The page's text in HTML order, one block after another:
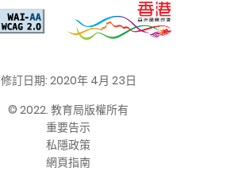
修訂日期: 2020年 4月 23日
© 2022. 教育局版權所有
重要告示
私隱政策
網頁指南